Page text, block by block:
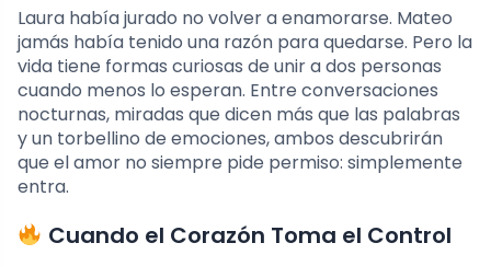
Laura había jurado no volver a enamorarse. Mateo
jamás había tenido una razón para quedarse. Pero la
vida tiene formas curiosas de unir a dos personas
cuando menos lo esperan. Entre conversaciones
nocturnas, miradas que dicen más que las palabras
y un torbellino de emociones, ambos descubrirán
que el amor no siempre pide permiso: simplemente
entra.
Cuando el Corazón Toma el Control